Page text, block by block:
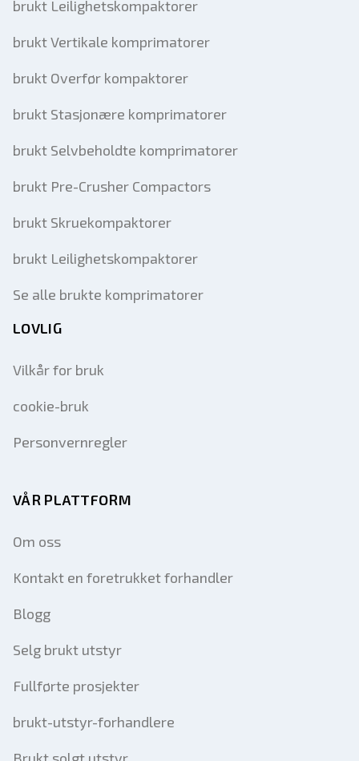
brukt Leilighetskompaktorer
brukt Vertikale komprimatorer
brukt Overfør kompaktorer
brukt Stasjonære komprimatorer
brukt Selvbeholdte komprimatorer
brukt Pre-Crusher Compactors
brukt Skruekompaktorer
brukt Leilighetskompaktorer
Se alle brukte komprimatorer
LOVLIG
Vilkår for bruk
cookie-bruk
Personvernregler
VÅR PLATTFORM
Om oss
Kontakt en foretrukket forhandler
Blogg
Selg brukt utstyr
Fullførte prosjekter
brukt-utstyr-forhandlere